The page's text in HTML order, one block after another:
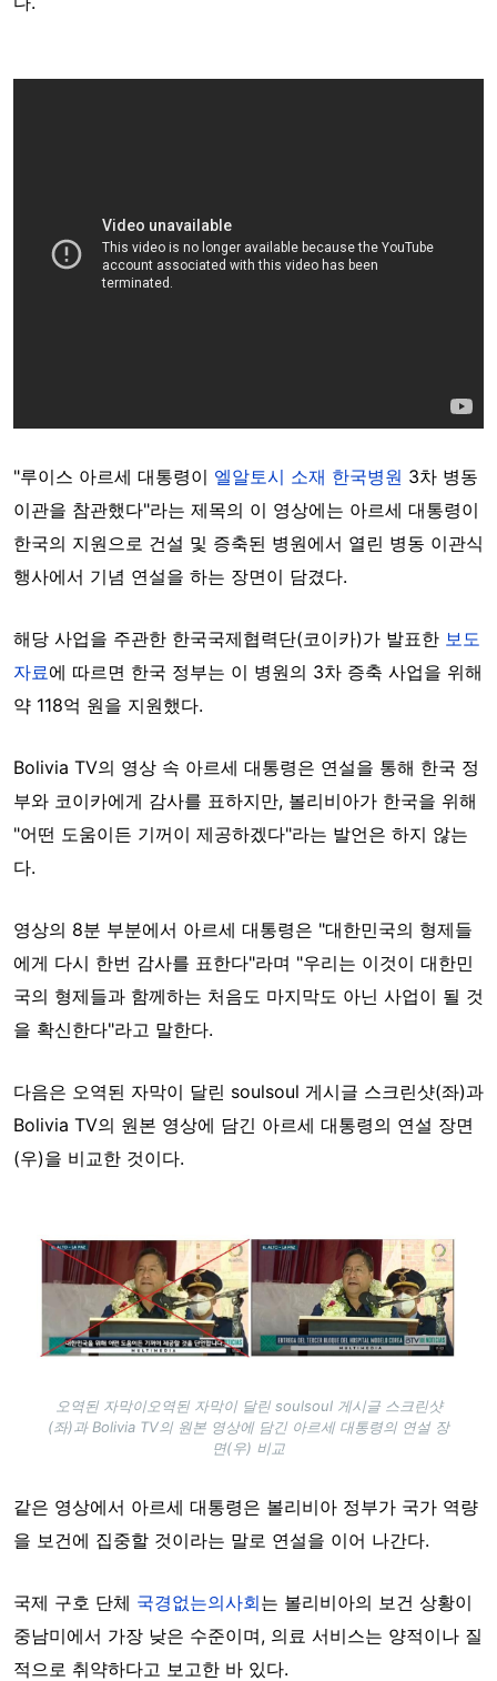
"루이스 아르세 대통령이 엘알토시 소재 한국병원 3차 병동
이관을 참관했다"라는 제목의 이 영상에는 아르세 대통령이
한국의 지원으로 건설 및 증축된 병원에서 열린 병동 이관식
행사에서 기념 연설을 하는 장면이 담겼다.
해당 사업을 주관한 한국국제협력단(코이카)가 발표한 보도
자료에 따르면 한국 정부는 이 병원의 3차 증축 사업을 위해
약 118억 원을 지원했다.
Bolivia TV의 영상 속 아르세 대통령은 연설을 통해 한국 정
부와 코이카에게 감사를 표하지만, 볼리비아가 한국을 위해
"어떤 도움이든 기꺼이 제공하겠다"라는 발언은 하지 않는
다.
영상의 8분 부분에서 아르세 대통령은 "대한민국의 형제들
에게 다시 한번 감사를 표한다"라며 "우리는 이것이 대한민
국의 형제들과 함께하는 처음도 마지막도 아닌 사업이 될 것
을 확신한다"라고 말한다.
다음은 오역된 자막이 달린 soulsoul 게시글 스크린샷(좌)과
Bolivia TV의 원본 영상에 담긴 아르세 대통령의 연설 장면
(우)을 비교한 것이다.
Image
오역된 자막이오역된 자막이 달린 soulsoul 게시글 스크린샷
(좌)과 Bolivia TV의 원본 영상에 담긴 아르세 대통령의 연설 장
면(우) 비교
같은 영상에서 아르세 대통령은 볼리비아 정부가 국가 역량
을 보건에 집중할 것이라는 말로 연설을 이어 나간다.
국제 구호 단체 국경없는의사회는 볼리비아의 보건 상황이
중남미에서 가장 낮은 수준이며, 의료 서비스는 양적이나 질
적으로 취약하다고 보고한 바 있다.